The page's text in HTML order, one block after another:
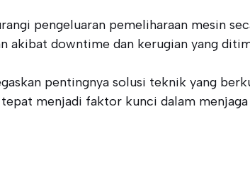
pengeluaran pemeliharaan mesin
akibat downtime dan kerugian yang
pentingnya solusi teknik yang
menjadi faktor kunci dalam